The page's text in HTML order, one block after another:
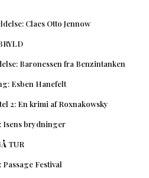
Claes Otto Jennow
Baronessen fra Benzintanken
Esben Hanefelt
2: En krimi af Roxnakowsky
Isens brydninger
TUR
Festival